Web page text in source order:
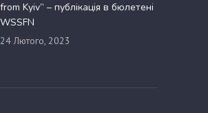
from Kyiv” – публікація в бюлетені
WSSFN
24 Лютого, 2023